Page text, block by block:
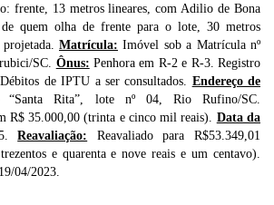
frente, 13 metros lineares, com Adilio de Bona
de quem olha de frente para o lote, 30 metros
Matrícula: Imóvel sob a Matrícula nº
SC. Ônus: Penhora em R-2 e R-3. Registro
de IPTU a ser consultados. Endereço de
“Santa Rita”, lote nº 04, Rio Rufino/SC.
R$ 35.000,00 (trinta e cinco mil reais). Data da
Reavaliação: Reavaliado para R$53.349,01
e quarenta e nove reais e um centavo).
19/04/2023.